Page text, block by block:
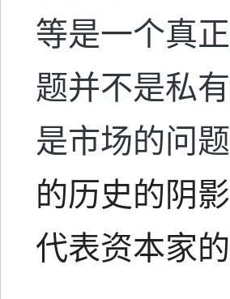
等是一个真
题并不是私
是市场的问
的历史的阴
代表资本家